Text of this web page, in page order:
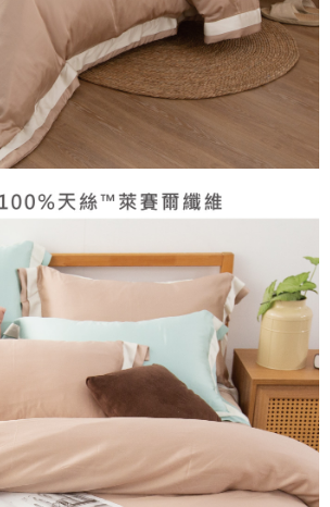
有限公司提供之「AFTEE先享後付」服務完成之交
範圍內提供個人資料，並將交易相關給付款項請求債
限公司。
宜，請瀏覽以下網址：
先徵得法定代理人或監護人之同意方可使用
若未經同意申辦者引起之損失，本公司不負相關責
後付」時，將依據個別帳號之用戶狀況，依本公司即
額度；若仍有額度不足之情形，本公司將視審查結果
號或使用他人資訊註冊。若發現惡意使用之情形，
有權停止該用戶之使用額度並採取法律行動。